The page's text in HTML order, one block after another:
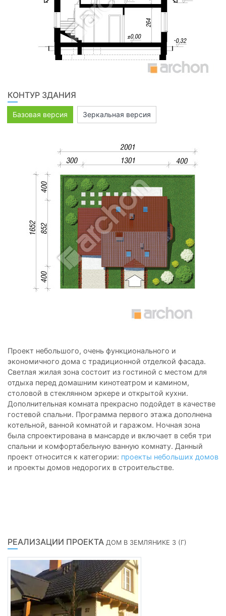
КОНТУР ЗДАНИЯ
Базовая версия Зеркальная версия
Проект небольшого, очень функционального и
экономичного дома с традиционной отделкой фасада.
Светлая жилая зона состоит из гостиной с местом для
отдыха перед домашним кинотеатром и камином,
столовой в стеклянном эркере и открытой кухни.
Дополнительная комната прекрасно подойдет в качестве
гостевой спальни. Программа первого этажа дополнена
котельной, ванной комнатой и гаражом. Ночная зона
была спроектирована в мансарде и включает в себя три
спальни и комфортабельную ванную комнату. Данный
проект относится к категории: проекты небольших домов
и проекты домов недорогих в строительстве.
РЕАЛИЗАЦИИ ПРОЕКТА ДОМ В ЗЕМЛЯНИКЕ 3 (Г)